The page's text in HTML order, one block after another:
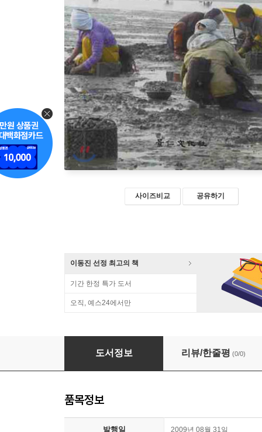
사이즈비교 공유하기
이동진 선정 최고의 책
기간 한정 특가 도서
오직, 예스24에서만
서해와 갯벌
도서정보 리뷰/한줄평 (0/0)
품목정보
발행일 2009년 08월 31일